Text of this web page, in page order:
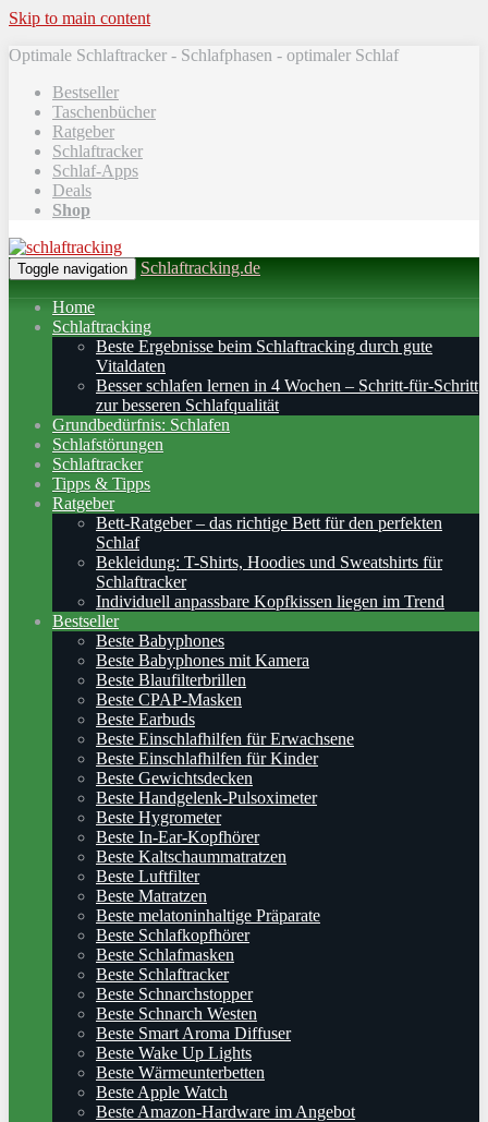
Skip to main content
Optimale Schlaftracker - Schlafphasen - optimaler Schlaf
Bestseller
Taschenbücher
Ratgeber
Schlaftracker
Schlaf-Apps
Deals
Shop
Toggle navigation Schlaftracking.de
Home
Schlaftracking
Beste Ergebnisse beim Schlaftracking durch gute
Vitaldaten
Besser schlafen lernen in 4 Wochen – Schritt‑für‑Schritt
zur besseren Schlafqualität
Grundbedürfnis: Schlafen
Schlafstörungen
Schlaftracker
Tipps & Tipps
Ratgeber
Bett-Ratgeber – das richtige Bett für den perfekten
Schlaf
Bekleidung: T-Shirts, Hoodies und Sweatshirts für
Schlaftracker
Individuell anpassbare Kopfkissen liegen im Trend
Bestseller
Beste Babyphones
Beste Babyphones mit Kamera
Beste Blaufilterbrillen
Beste CPAP-Masken
Beste Earbuds
Beste Einschlafhilfen für Erwachsene
Beste Einschlafhilfen für Kinder
Beste Gewichtsdecken
Beste Handgelenk-Pulsoximeter
Beste Hygrometer
Beste In-Ear-Kopfhörer
Beste Kaltschaummatratzen
Beste Luftfilter
Beste Matratzen
Beste melatoninhaltige Präparate
Beste Schlafkopfhörer
Beste Schlafmasken
Beste Schlaftracker
Beste Schnarchstopper
Beste Schnarch Westen
Beste Smart Aroma Diffuser
Beste Wake Up Lights
Beste Wärmeunterbetten
Beste Apple Watch
Beste Amazon-Hardware im Angebot